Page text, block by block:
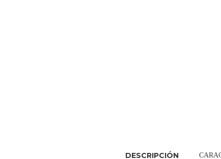
DESCRIPCIÓN